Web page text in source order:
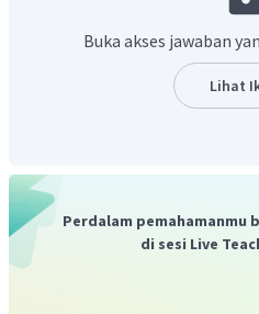
Buka akses jawaban
Lihat
Perdalam pemahamanmu
di sesi Live